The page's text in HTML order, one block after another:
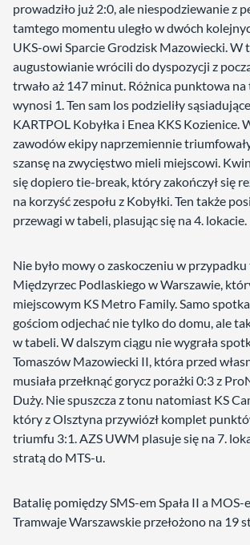
prowadziło już 2:0, ale niespodziewanie z
tamtego momentu uległo w dwóch
UKS-owi Sparcie Grodzisk Mazowiecki. W
augustowianie wrócili do dyspozycji z
trwało aż 147 minut. Różnica punktowa
wynosi 1. Ten sam los podzieliły
KARTPOL Kobyłka i Enea KKS Kozienice.
zawodów ekipy naprzemiennie
szansę na zwycięstwo mieli miejscowi.
się dopiero tie-break, który zakończył się
na korzyść zespołu z Kobyłki. Ten także
przewagi w tabeli, plasując się na 4. lokacie.
Nie było mowy o zaskoczeniu w
Międzyrzec Podlaskiego w Warszawie,
miejscowym KS Metro Family. Samo
gościom odjechać nie tylko do domu, ale
w tabeli. W dalszym ciągu nie wygrała
Tomaszów Mazowiecki II, która przed
musiała przełknąć gorycz porażki 0:3 z
Duży. Nie spuszcza z tonu natomiast KS
który z Olsztyna przywiózł komplet
triumfu 3:1. AZS UWM plasuje się na 7.
stratą do MTS-u.
Batalię pomiędzy SMS-em Spała II a MOS-
Tramwaje Warszawskie przełożono na 19